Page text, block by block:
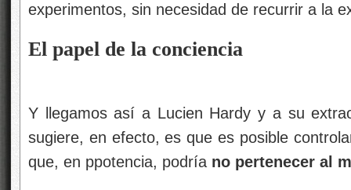
experimentos, sin necesidad de recurrir a la
El papel de la conciencia
Y llegamos así a Lucien Hardy y a su
sugiere, en efecto, es que es posible
que, en ppotencia, podría no pertenecer al